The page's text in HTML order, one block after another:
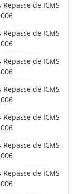
de ICMS
de ICMS
de ICMS
de ICMS
de ICMS
de ICMS
de ICMS